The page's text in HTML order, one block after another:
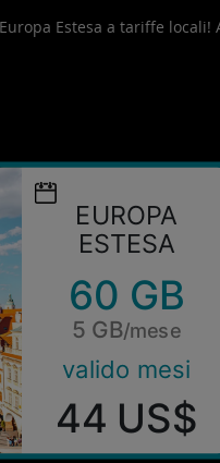
Estesa a tariffe
EUROPA
ESTESA
60 GB
5 GB/mese
valido mesi
44 US$